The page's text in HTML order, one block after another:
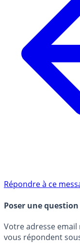
Répondre à ce
Poser une
Votre adresse email
vous répondent